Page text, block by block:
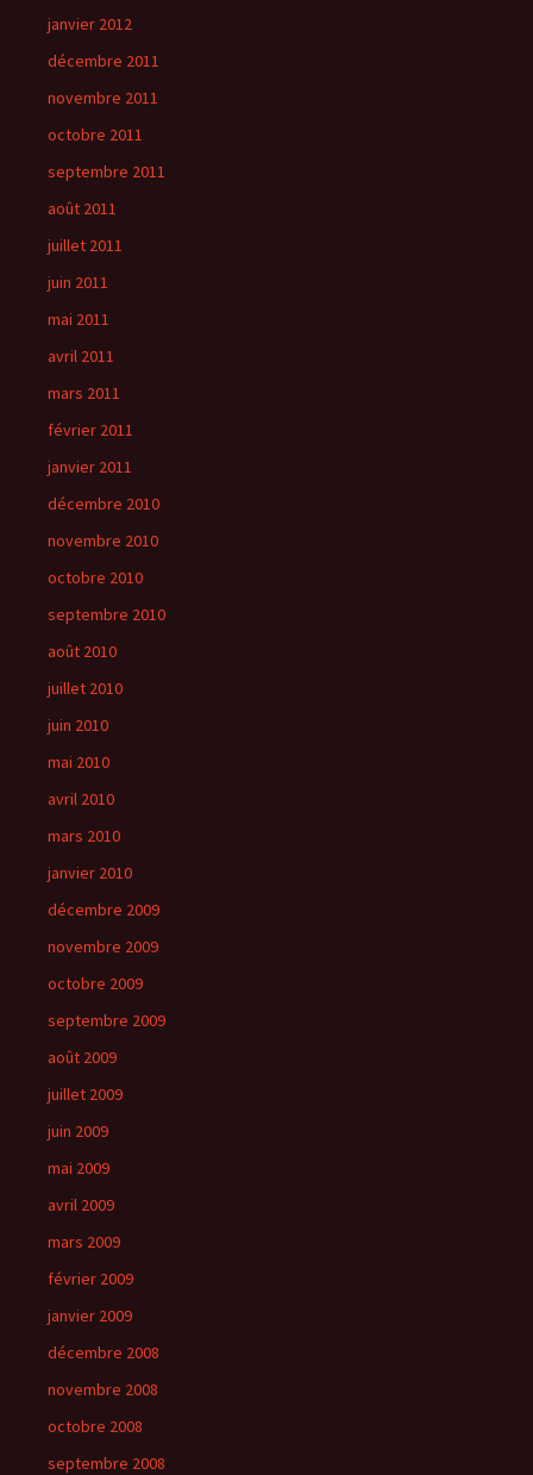
janvier 2012
décembre 2011
novembre 2011
octobre 2011
septembre 2011
août 2011
juillet 2011
juin 2011
mai 2011
avril 2011
mars 2011
février 2011
janvier 2011
décembre 2010
novembre 2010
octobre 2010
septembre 2010
août 2010
juillet 2010
juin 2010
mai 2010
avril 2010
mars 2010
janvier 2010
décembre 2009
novembre 2009
octobre 2009
septembre 2009
août 2009
juillet 2009
juin 2009
mai 2009
avril 2009
mars 2009
février 2009
janvier 2009
décembre 2008
novembre 2008
octobre 2008
septembre 2008